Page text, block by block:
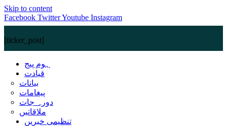
Skip to content
Facebook TwitterYoutube Instagram
[ticker_post]
ہوم پیج
قیادت
بیانات
پیغامات
دورہ جات
ملاقاتیں
تنظیمی خبریں